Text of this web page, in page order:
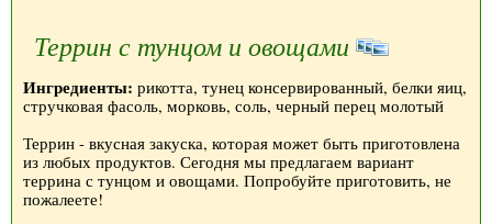
Террин с тунцом и овощами
Ингредиенты: рикотта, тунец консервированный, белки яиц,
стручковая фасоль, морковь, соль, черный перец молотый
Террин - вкусная закуска, которая может быть приготовлена
из любых продуктов. Сегодня мы предлагаем вариант
террина с тунцом и овощами. Попробуйте приготовить, не
пожалеете!